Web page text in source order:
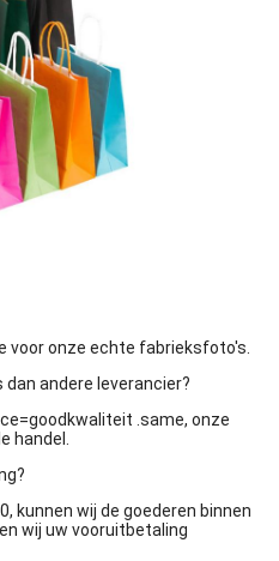
voor onze echte fabrieksfoto's.
dan andere leverancier?
.same, onze
handel.
kunnen wij de goederen binnen
wij uw vooruitbetaling